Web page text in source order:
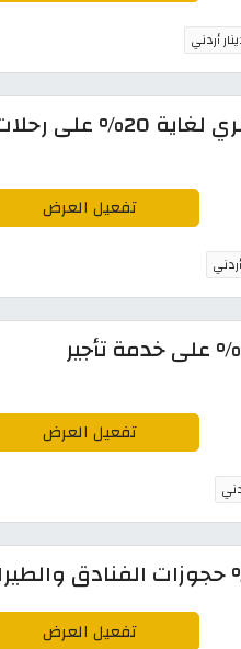
خصم البوكينج 2026 الجديد | كوبون حصري لغاية 20%
تفعيل العرض
رمز ترويجي بوكينج الاردن: كوبون 10-15% على خدمة تأجير
تفعيل العرض
تفعيل العرض